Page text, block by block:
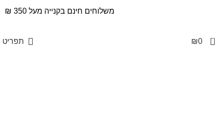
0
₪0 תפריט
Click to enlarge
משלוחים חינם בקנייה מעל 350 ₪